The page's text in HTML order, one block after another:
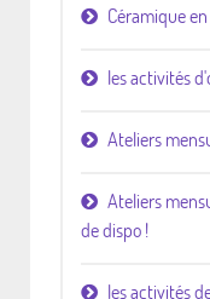
Céramique
les activités
Ateliers
Ateliers
de dispo !
les activités